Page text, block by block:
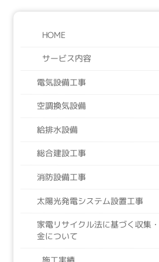
HOME
サービス内容
電気設備工事
空調換気設備
給排水設備
総合建設工事
消防設備工事
太陽光発電システム設置工事
家電リサイクル法に基づく収集
金について